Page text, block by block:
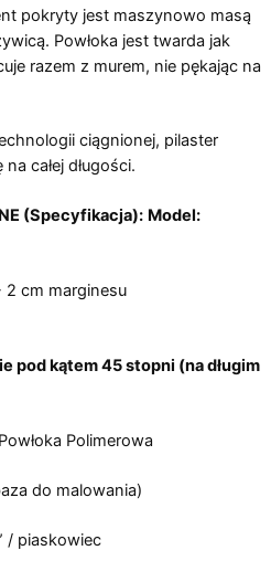
pokryty jest maszynowo masą
Powłoka jest twarda jak
razem z murem, nie pękając na
ciągnionej, pilaster
całej długości.
(Specyfikacja): Model:
cm marginesu
pod kątem 45 stopni (na długim
Polimerowa
do malowania)
/ piaskowiec